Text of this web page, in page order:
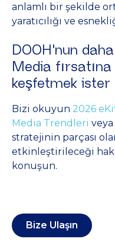
anlamlı bir şekilde
yaratıcılığı ve
DOOH'nun
Media
keşfetmek ister
Bizi okuyun 2026
Media Trendleri
stratejinin parçası
etkinleştirileceği
konuşun.
Bize Ulaşın